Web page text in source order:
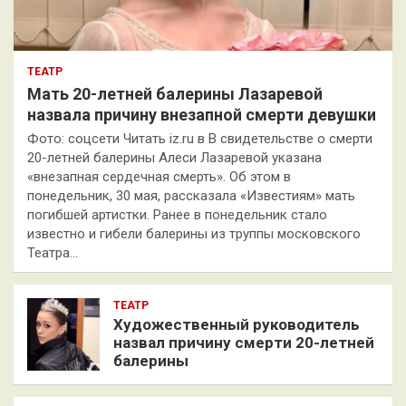
ТЕАТР
Мать 20-летней балерины Лазаревой
назвала причину внезапной смерти девушки
Фото: соцсети Читать iz.ru в В свидетельстве о смерти
20-летней балерины Алеси Лазаревой указана
«внезапная сердечная смерть». Об этом в
понедельник, 30 мая, рассказала «Известиям» мать
погибшей артистки. Ранее в понедельник стало
известно и гибели балерины из труппы московского
Театра…
ТЕАТР
Художественный руководитель
назвал причину смерти 20-летней
балерины